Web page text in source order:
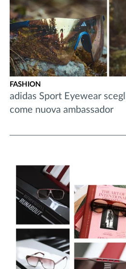
FASHION
adidas Sport Eyewear
come nuova ambassador